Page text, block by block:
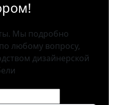
Мы подробно
любому вопросу,
дизайнерской